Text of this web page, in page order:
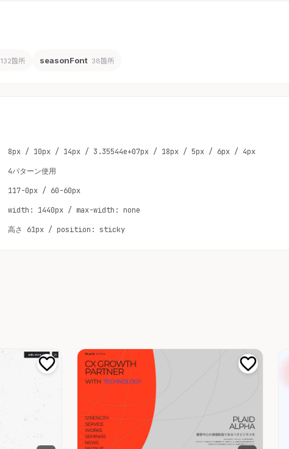
132箇所 seasonFont 38箇所
8px / 10px / 14px / 3.35544e+07px / 18px / 5px / 6px / 4px
4パターン使用
117-0px / 60-60px
width: 1440px / max-width: none
高さ 61px / position: sticky